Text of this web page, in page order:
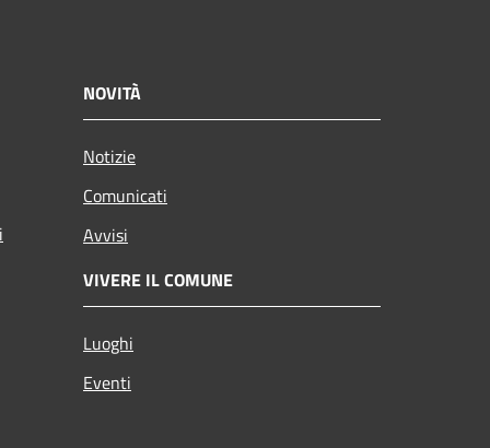
NOVITÀ
Notizie
Comunicati
Avvisi
VIVERE IL COMUNE
Luoghi
Eventi